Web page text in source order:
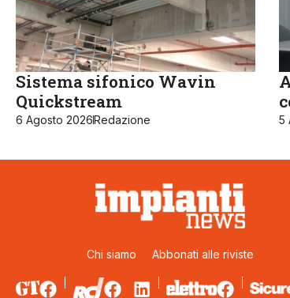
Sistema sifonico Wavin
Quickstream
6 Agosto 2026Redazione 5
Chi siamo Abbonati alle riviste